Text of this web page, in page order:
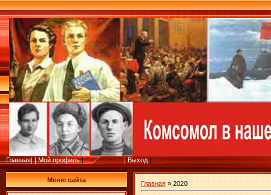
Главная||Мой профиль|Регистрация|Выход|Вход
Меню сайта Главная » 2020